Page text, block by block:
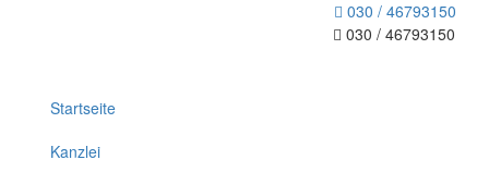
030 / 46793150
030 / 46793150
Startseite
Kanzlei